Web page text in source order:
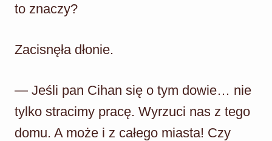
to znaczy?
Zacisnęła dłonie.
— Jeśli pan Cihan się o tym dowie… nie
tylko stracimy pracę. Wyrzuci nas z tego
domu. A może i z całego miasta! Czy